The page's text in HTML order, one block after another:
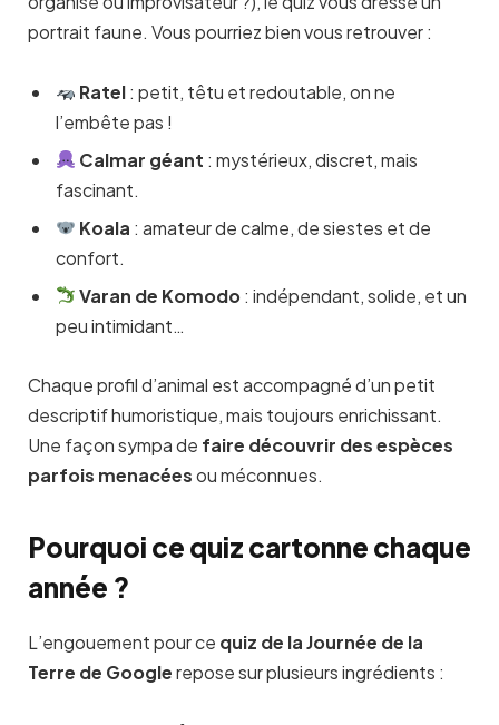
portrait faune. Vous pourriez bien vous retrouver :
Ratel: petit, têtu et redoutable, on ne
l’embête pas !
Calmar géant : mystérieux, discret, mais
fascinant.
Koala : amateur de calme, de siestes et de
confort.
Varan de Komodo: indépendant, solide, et un
peu intimidant…
Chaque profil d’animal est accompagné d’un petit
descriptif humoristique, mais toujours enrichissant.
Une façon sympa de faire découvrir des espèces
parfois menacéesou méconnues.
Pourquoi ce quiz cartonne chaque
année ?
L’engouement pour ce quiz de la Journée de la
Terre de Googlerepose sur plusieurs ingrédients :